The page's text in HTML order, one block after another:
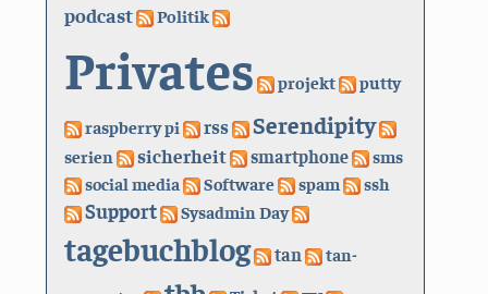
podcast Politik
Privates projekt putty
raspberry pi rss Serendipity
serien sicherheit smartphone
sms
social media
Software spam ssh
Support Sysadmin Day
tagebuchblog tan
tan-